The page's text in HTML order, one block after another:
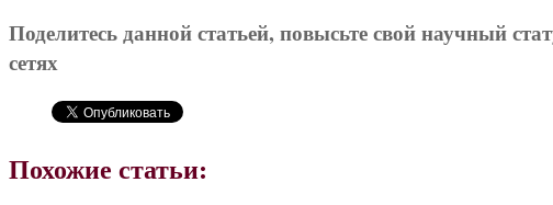
Поделитесь данной статьей, повысьте свой научный
сетях
Похожие статьи: